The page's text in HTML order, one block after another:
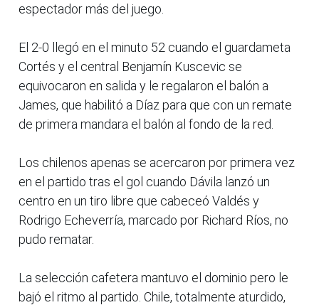
espectador más del juego.
El 2-0 llegó en el minuto 52 cuando el guardameta
Cortés y el central Benjamín Kuscevic se
equivocaron en salida y le regalaron el balón a
James, que habilitó a Díaz para que con un remate
de primera mandara el balón al fondo de la red.
Los chilenos apenas se acercaron por primera vez
en el partido tras el gol cuando Dávila lanzó un
centro en un tiro libre que cabeceó Valdés y
Rodrigo Echeverría, marcado por Richard Ríos, no
pudo rematar.
La selección cafetera mantuvo el dominio pero le
bajó el ritmo al partido. Chile, totalmente aturdido,